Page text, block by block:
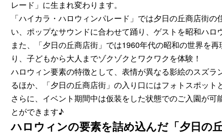
レード」に生まれ変わります。
「ハイカラ・ハロウィンパレード」では夕日の丘商店街
い、ポップなサウンドに合わせて踊り、ゲストを昭和ハ
また、「夕日の丘商店街」では1960年代の昭和の世界を
り、子どもから大人までゾクゾクとワクワクを体験！
ハロウィン要素の特徴として、表情が異なる影絵のスズ
るほか、「夕日の丘商店街」の入り口にはフォトスポッ
さらに、イベント期間中は仮装をした状態でのご入園が
とができます♪
ハロウィンの要素を詰め込んだ「夕日の